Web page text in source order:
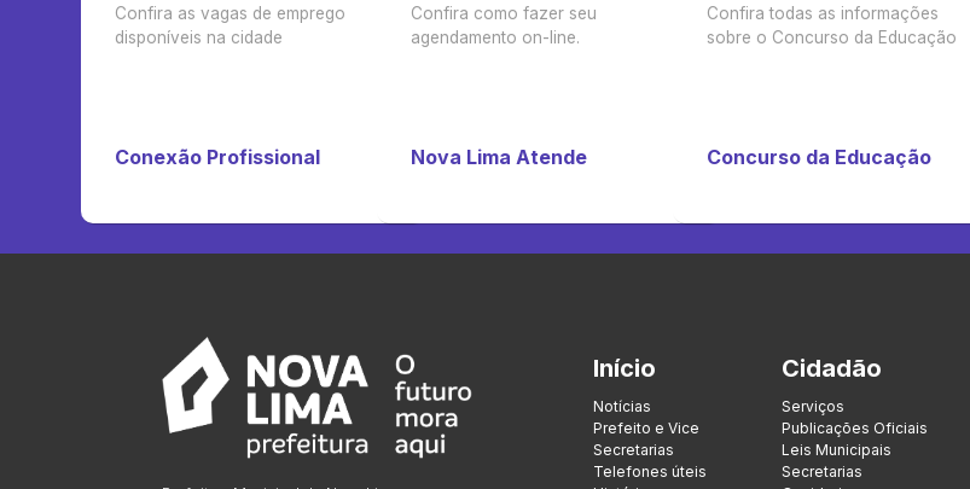
Confira as vagas de emprego
disponíveis na cidade
Conexão Profissional
Confira como fazer seu
agendamento on-line.
Nova Lima Atende
Confira todas as informações
sobre o Concurso da Educação
Concurso da Educação
Início
Notícias
Prefeito e Vice
Secretarias
Telefones úteis
Cidadão
Serviços
Publicações Oficiais
Leis Municipais
Secretarias